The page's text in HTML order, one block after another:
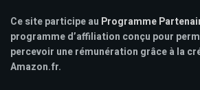
Ce site participe au Programme
programme d’affiliation conçu pour
percevoir une rémunération grâce à la
Amazon.fr.